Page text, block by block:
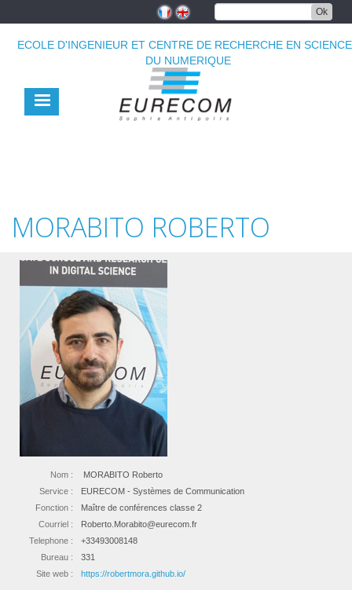
principal
Ok
ECOLE D'INGENIEUR ET CENTRE DE RECHERCHE EN
DU NUMERIQUE
MORABITO ROBERTO
Nom :
MORABITO Roberto
Service :
EURECOM - Systèmes de Communication
Fonction :
Maître de conférences classe 2
Courriel :
Roberto.Morabito@eurecom.fr
Telephone :
+33493008148
Bureau :
331
Site web :
https://robertmora.github.io/